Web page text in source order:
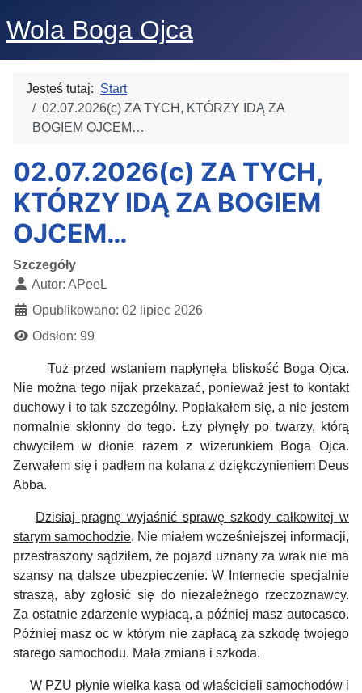
Wola Boga Ojca
Jesteś tutaj: Start
02.07.2026(c) ZA TYCH, KTÓRZY IDĄ ZA
BOGIEM OJCEM…
02.07.2026(c) ZA TYCH,
KTÓRZY IDĄ ZA BOGIEM
OJCEM…
Szczegóły
Autor: APeeL
Opublikowano: 02 lipiec 2026
Odsłon: 99
Tuż przed wstaniem napłynęła bliskość Boga Ojca.
Nie można tego nijak przekazać, ponieważ jest to kontakt
duchowy i to tak szczególny. Popłakałem się, a nie jestem
normalnie skłonny do tego. Łzy płynęły po twarzy, którą
chwyciłem w dłonie razem z wizerunkiem Boga Ojca.
Zerwałem się i padłem na kolana z dziękczynieniem Deus
Abba.
Dzisiaj pragnę wyjaśnić sprawę szkody całkowitej w
starym samochodzie. Nie miałem wcześniejszej informacji,
przestraszony sądziłem, że pojazd uznany za wrak nie ma
szansy na dalsze ubezpieczenie. W Internecie specjalnie
straszą, aby zgłosić się do niezależnego rzeczoznawcy.
Za ostatnie zdarzenie wypłacą, a później masz autocasco.
Później masz oc w którym nie zapłacą za szkodę twojego
starego samochodu. Mała zmiana i szkoda.
W PZU płynie wielka kasa od właścicieli samochodów i